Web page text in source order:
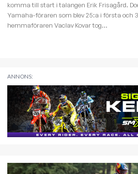
komma till start i talangen Erik Frisagård.
Yamaha-föraren som blev 25:a i första och
hemmaföraren Vaclav Kovar tog...
ANNONS: